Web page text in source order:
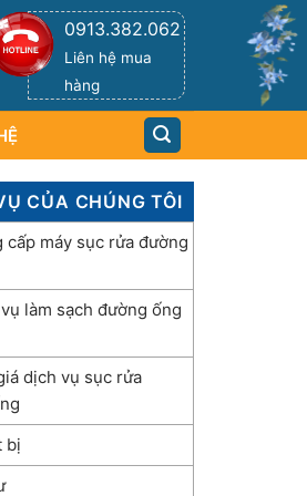
0913.382.062
Liên hệ mua
hàng
CỦA CHÚNG TÔI
cấp máy sục rửa đường
làm sạch đường ống
dịch vụ sục rửa
bị